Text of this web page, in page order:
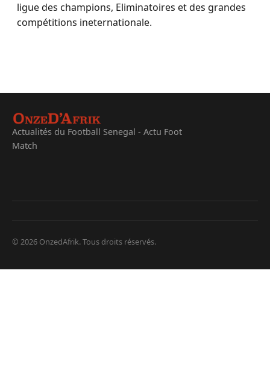
ligue des champions, Eliminatoires et des grandes
compétitions ineternationale.
Actualités du Football Senegal - Actu Foot
Match
© 2026 OnzedAfrik. Tous droits réservés.